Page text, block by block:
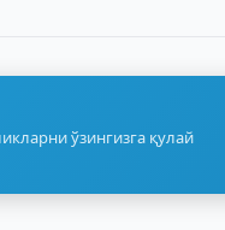
ўзингизга қулай